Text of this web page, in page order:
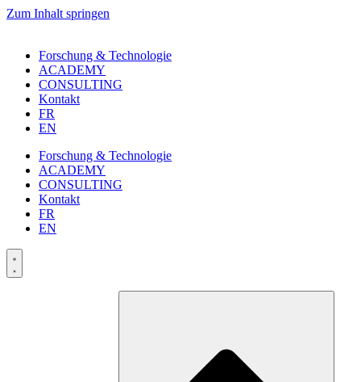
Zum Inhalt springen
Forschung & Technologie
ACADEMY
CONSULTING
Kontakt
FR
EN
Forschung & Technologie
ACADEMY
CONSULTING
Kontakt
FR
EN